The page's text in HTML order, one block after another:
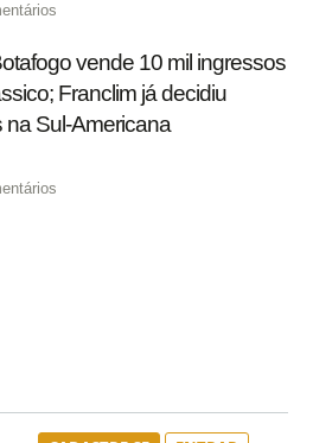
vende 10 mil ingressos
Franclim já decidiu
na Sul-Americana